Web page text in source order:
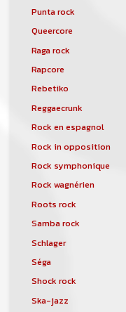
Punta rock
Queercore
Raga rock
Rapcore
Rebetiko
Reggaecrunk
Rock en espagnol
Rock in opposition
Rock symphonique
Rock wagnérien
Roots rock
Samba rock
Schlager
Séga
Shock rock
Ska-jazz